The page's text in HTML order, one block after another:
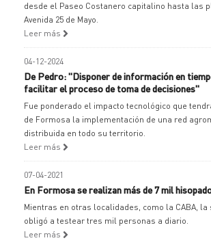
desde el Paseo Costanero capitalino hasta las
Avenida 25 de Mayo.
Leer más
04-12-2024
De Pedro: "Disponer de información en
facilitar el proceso de toma de decisiones"
Fue ponderado el impacto tecnológico que
de Formosa la implementación de una red
distribuida en todo su territorio.
Leer más
07-04-2021
En Formosa se realizan más de 7 mil
Mientras en otras localidades, como la CABA, la
obligó a testear tres mil personas a diario.
Leer más